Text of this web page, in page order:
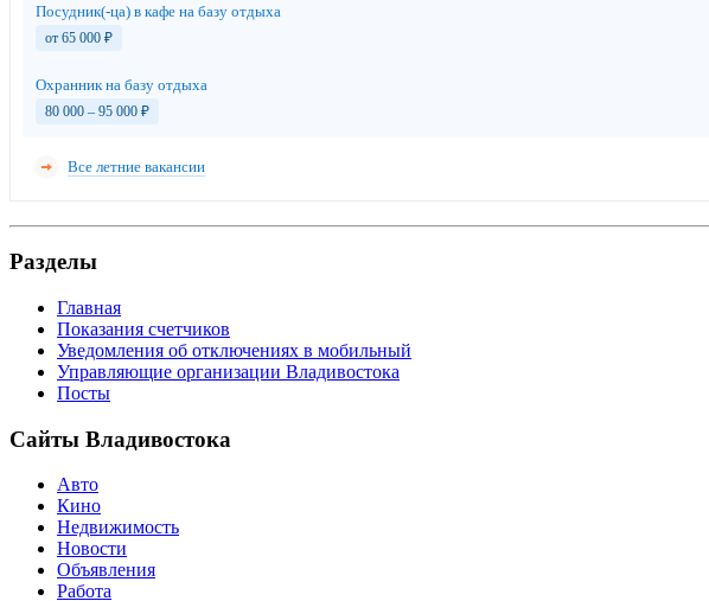
Посудник(-ца) в кафе на базу отдыха
от 65 000 ₽
Охранник на базу отдыха
80 000 – 95 000 ₽
Все летние вакансии
Разделы
Главная
Показания счетчиков
Уведомления об отключениях в мобильный
Управляющие организации Владивостока
Посты
Сайты Владивостока
Авто
Кино
Недвижимость
Новости
Объявления
Работа